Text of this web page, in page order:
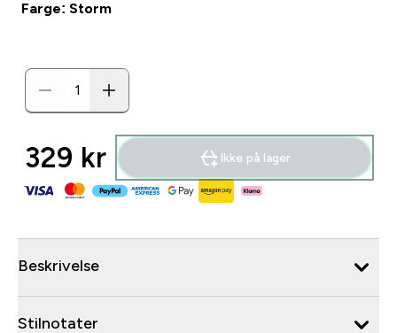
Farge: Storm
329 kr‎ Ikke på lager
Beskrivelse
Stilnotater